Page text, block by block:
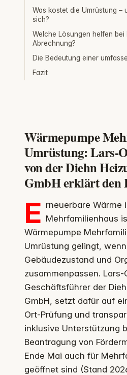
Was kostet die Umrüstung –
sich?
Welche Lösungen helfen bei
Abrechnung?
Die Bedeutung einer
Fazit
Wärmepumpe
Umrüstung: Lars-
von der Diehn
GmbH erklärt den
E rneuerbare Wärme
Mehrfamilienhaus
Wärmepumpe
Umrüstung gelingt, wenn
Gebäudezustand und
zusammenpassen. Lars-
Geschäftsführer der
GmbH, setzt dafür auf
Ort-Prüfung und
inklusive Unterstützung
Beantragung von
Ende Mai auch für
geöffnet sind (Stand